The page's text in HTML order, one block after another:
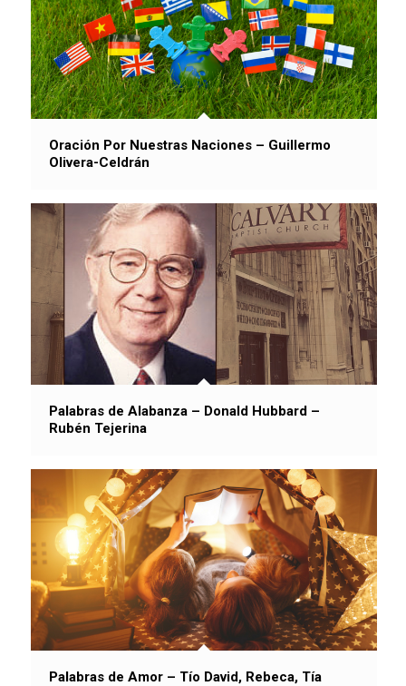
Oración Por Nuestras Naciones – Guillermo
Olivera-Celdrán
Palabras de Alabanza – Donald Hubbard –
Rubén Tejerina
Palabras de Amor – Tío David, Rebeca, Tía